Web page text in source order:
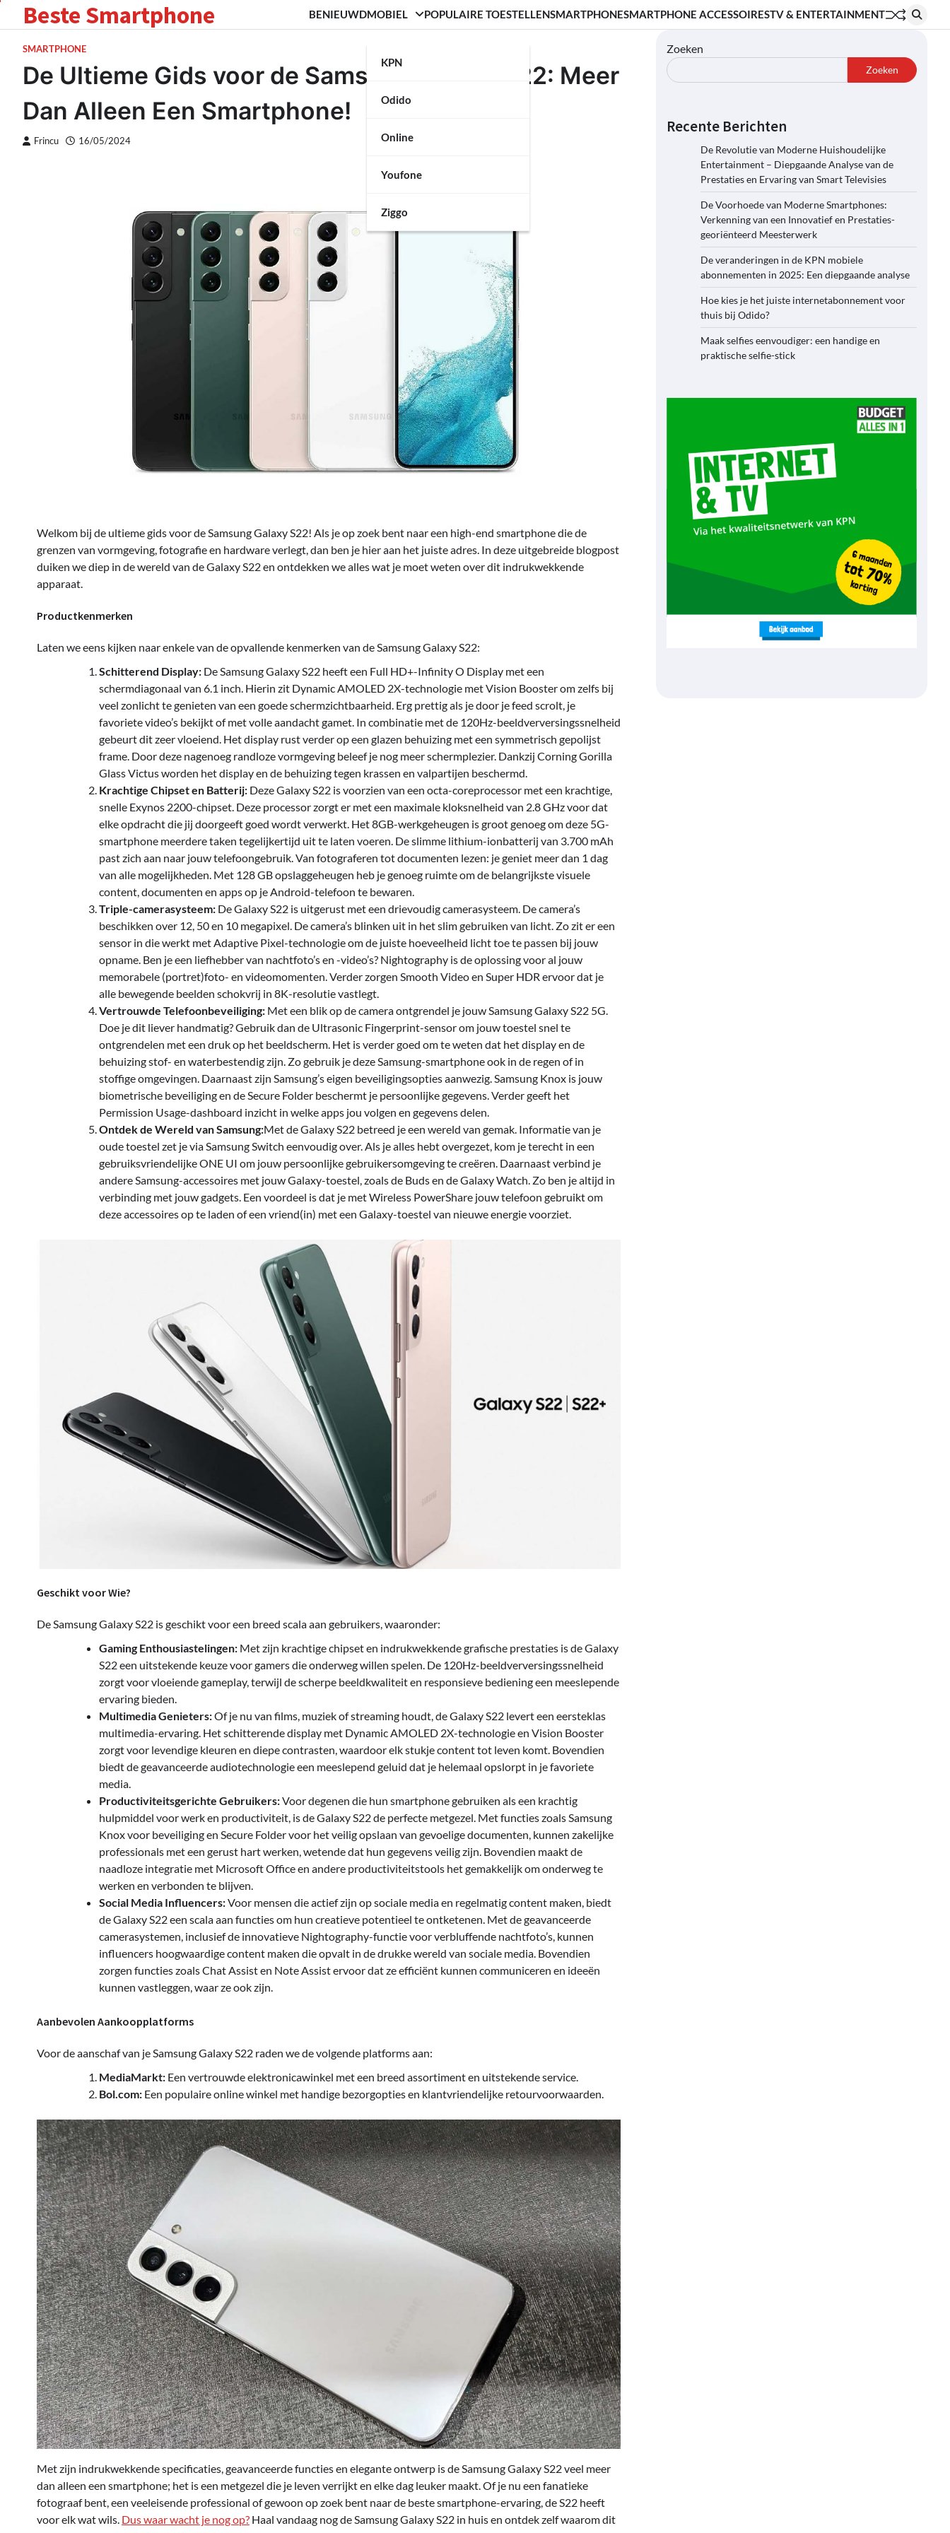
Beste Smartphone BENIEUWDMOBIEL
KPN
Odido
Online
Youfone
Ziggo
POPULAIRE TOESTELLENSMARTPHONESMARTPHONE ACCESSOIRESTV & ENTERTAINMENT
SMARTPHONE
De Ultieme Gids voor de Samsung Galaxy S22: Meer
Dan Alleen Een Smartphone!
Frincu 16/05/2024
Welkom bij de ultieme gids voor de Samsung Galaxy S22! Als je op zoek bent naar een high-end smartphone die de
grenzen van vormgeving, fotografie en hardware verlegt, dan ben je hier aan het juiste adres. In deze uitgebreide blogpost
duiken we diep in de wereld van de Galaxy S22 en ontdekken we alles wat je moet weten over dit indrukwekkende
apparaat.
Productkenmerken
Laten we eens kijken naar enkele van de opvallende kenmerken van de Samsung Galaxy S22:
Schitterend Display: De Samsung Galaxy S22 heeft een Full HD+-Infinity O Display met een
schermdiagonaal van 6.1 inch. Hierin zit Dynamic AMOLED 2X-technologie met Vision Booster om zelfs bij
veel zonlicht te genieten van een goede schermzichtbaarheid. Erg prettig als je door je feed scrolt, je
favoriete video’s bekijkt of met volle aandacht gamet. In combinatie met de 120Hz-beeldverversingssnelheid
gebeurt dit zeer vloeiend. Het display rust verder op een glazen behuizing met een symmetrisch gepolijst
frame. Door deze nagenoeg randloze vormgeving beleef je nog meer schermplezier. Dankzij Corning Gorilla
Glass Victus worden het display en de behuizing tegen krassen en valpartijen beschermd.
Krachtige Chipset en Batterij: Deze Galaxy S22 is voorzien van een octa-coreprocessor met een krachtige,
snelle Exynos 2200-chipset. Deze processor zorgt er met een maximale kloksnelheid van 2.8 GHz voor dat
elke opdracht die jij doorgeeft goed wordt verwerkt. Het 8GB-werkgeheugen is groot genoeg om deze 5G-
smartphone meerdere taken tegelijkertijd uit te laten voeren. De slimme lithium-ionbatterij van 3.700 mAh
past zich aan naar jouw telefoongebruik. Van fotograferen tot documenten lezen: je geniet meer dan 1 dag
van alle mogelijkheden. Met 128 GB opslaggeheugen heb je genoeg ruimte om de belangrijkste visuele
content, documenten en apps op je Android-telefoon te bewaren.
Triple-camerasysteem: De Galaxy S22 is uitgerust met een drievoudig camerasysteem. De camera’s
beschikken over 12, 50 en 10 megapixel. De camera’s blinken uit in het slim gebruiken van licht. Zo zit er een
sensor in die werkt met Adaptive Pixel-technologie om de juiste hoeveelheid licht toe te passen bij jouw
opname. Ben je een liefhebber van nachtfoto’s en -video’s? Nightography is de oplossing voor al jouw
memorabele (portret)foto- en videomomenten. Verder zorgen Smooth Video en Super HDR ervoor dat je
alle bewegende beelden schokvrij in 8K-resolutie vastlegt.
Vertrouwde Telefoonbeveiliging: Met een blik op de camera ontgrendel je jouw Samsung Galaxy S22 5G.
Doe je dit liever handmatig? Gebruik dan de Ultrasonic Fingerprint-sensor om jouw toestel snel te
ontgrendelen met een druk op het beeldscherm. Het is verder goed om te weten dat het display en de
behuizing stof- en waterbestendig zijn. Zo gebruik je deze Samsung-smartphone ook in de regen of in
stoffige omgevingen. Daarnaast zijn Samsung’s eigen beveiligingsopties aanwezig. Samsung Knox is jouw
biometrische beveiliging en de Secure Folder beschermt je persoonlijke gegevens. Verder geeft het
Permission Usage-dashboard inzicht in welke apps jou volgen en gegevens delen.
Ontdek de Wereld van Samsung:Met de Galaxy S22 betreed je een wereld van gemak. Informatie van je
oude toestel zet je via Samsung Switch eenvoudig over. Als je alles hebt overgezet, kom je terecht in een
gebruiksvriendelijke ONE UI om jouw persoonlijke gebruikersomgeving te creëren. Daarnaast verbind je
andere Samsung-accessoires met jouw Galaxy-toestel, zoals de Buds en de Galaxy Watch. Zo ben je altijd in
verbinding met jouw gadgets. Een voordeel is dat je met Wireless PowerShare jouw telefoon gebruikt om
deze accessoires op te laden of een vriend(in) met een Galaxy-toestel van nieuwe energie voorziet.
Geschikt voor Wie?
De Samsung Galaxy S22 is geschikt voor een breed scala aan gebruikers, waaronder:
Gaming Enthousiastelingen: Met zijn krachtige chipset en indrukwekkende grafische prestaties is de Galaxy
S22 een uitstekende keuze voor gamers die onderweg willen spelen. De 120Hz-beeldverversingssnelheid
zorgt voor vloeiende gameplay, terwijl de scherpe beeldkwaliteit en responsieve bediening een meeslepende
ervaring bieden.
Multimedia Genieters:Of je nu van films, muziek of streaming houdt, de Galaxy S22 levert een eersteklas
multimedia-ervaring. Het schitterende display met Dynamic AMOLED 2X-technologie en Vision Booster
zorgt voor levendige kleuren en diepe contrasten, waardoor elk stukje content tot leven komt. Bovendien
biedt de geavanceerde audiotechnologie een meeslepend geluid dat je helemaal opslorpt in je favoriete
media.
Productiviteitsgerichte Gebruikers:Voor degenen die hun smartphone gebruiken als een krachtig
hulpmiddel voor werk en productiviteit, is de Galaxy S22 de perfecte metgezel. Met functies zoals Samsung
Knox voor beveiliging en Secure Folder voor het veilig opslaan van gevoelige documenten, kunnen zakelijke
professionals met een gerust hart werken, wetende dat hun gegevens veilig zijn. Bovendien maakt de
naadloze integratie met Microsoft Office en andere productiviteitstools het gemakkelijk om onderweg te
werken en verbonden te blijven.
Social Media Influencers:Voor mensen die actief zijn op sociale media en regelmatig content maken, biedt
de Galaxy S22 een scala aan functies om hun creatieve potentieel te ontketenen. Met de geavanceerde
camerasystemen, inclusief de innovatieve Nightography-functie voor verbluffende nachtfoto’s, kunnen
influencers hoogwaardige content maken die opvalt in de drukke wereld van sociale media. Bovendien
zorgen functies zoals Chat Assist en Note Assist ervoor dat ze efficiënt kunnen communiceren en ideeën
kunnen vastleggen, waar ze ook zijn.
Aanbevolen Aankoopplatforms
Voor de aanschaf van je Samsung Galaxy S22 raden we de volgende platforms aan:
MediaMarkt: Een vertrouwde elektronicawinkel met een breed assortiment en uitstekende service.
Bol.com: Een populaire online winkel met handige bezorgopties en klantvriendelijke retourvoorwaarden.
Met zijn indrukwekkende specificaties, geavanceerde functies en elegante ontwerp is de Samsung Galaxy S22 veel meer
dan alleen een smartphone; het is een metgezel die je leven verrijkt en elke dag leuker maakt. Of je nu een fanatieke
fotograaf bent, een veeleisende professional of gewoon op zoek bent naar de beste smartphone-ervaring, de S22 heeft
voor elk wat wils. Dus waar wacht je nog op? Haal vandaag nog de Samsung Galaxy S22 in huis en ontdek zelf waarom dit
Zoeken
Zoeken
Recente Berichten
De Revolutie van Moderne Huishoudelijke
Entertainment – Diepgaande Analyse van de
Prestaties en Ervaring van Smart Televisies
De Voorhoede van Moderne Smartphones:
Verkenning van een Innovatief en Prestaties-
georiënteerd Meesterwerk
De veranderingen in de KPN mobiele
abonnementen in 2025: Een diepgaande analyse
Hoe kies je het juiste internetabonnement voor
thuis bij Odido?
Maak selfies eenvoudiger: een handige en
praktische selfie-stick